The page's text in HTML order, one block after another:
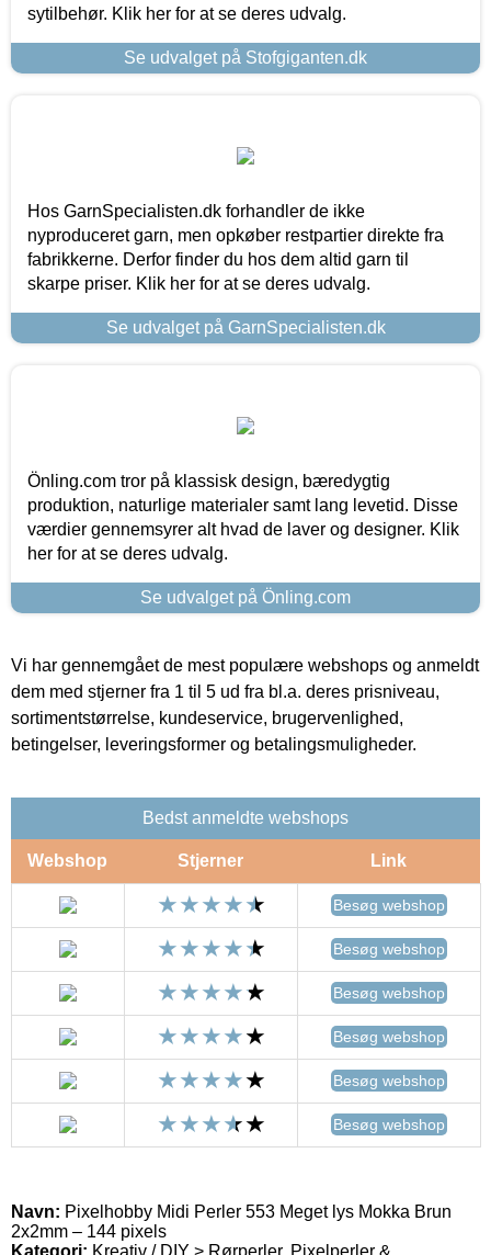
sytilbehør. Klik her for at se deres udvalg.
Se udvalget på Stofgiganten.dk
Hos GarnSpecialisten.dk forhandler de ikke
nyproduceret garn, men opkøber restpartier direkte fra
fabrikkerne. Derfor finder du hos dem altid garn til
skarpe priser. Klik her for at se deres udvalg.
Se udvalget på GarnSpecialisten.dk
Önling.com tror på klassisk design, bæredygtig
produktion, naturlige materialer samt lang levetid. Disse
værdier gennemsyrer alt hvad de laver og designer. Klik
her for at se deres udvalg.
Se udvalget på Önling.com
Vi har gennemgået de mest populære webshops og anmeldt
dem med stjerner fra 1 til 5 ud fra bl.a. deres prisniveau,
sortimentstørrelse, kundeservice, brugervenlighed,
betingelser, leveringsformer og betalingsmuligheder.
Bedst anmeldte webshops
Webshop Stjerner Link
Besøg webshop
Besøg webshop
Besøg webshop
Besøg webshop
Besøg webshop
Besøg webshop
Navn: Pixelhobby Midi Perler 553 Meget lys Mokka Brun
2x2mm – 144 pixels
Kategori: Kreativ / DIY > Rørperler, Pixelperler &